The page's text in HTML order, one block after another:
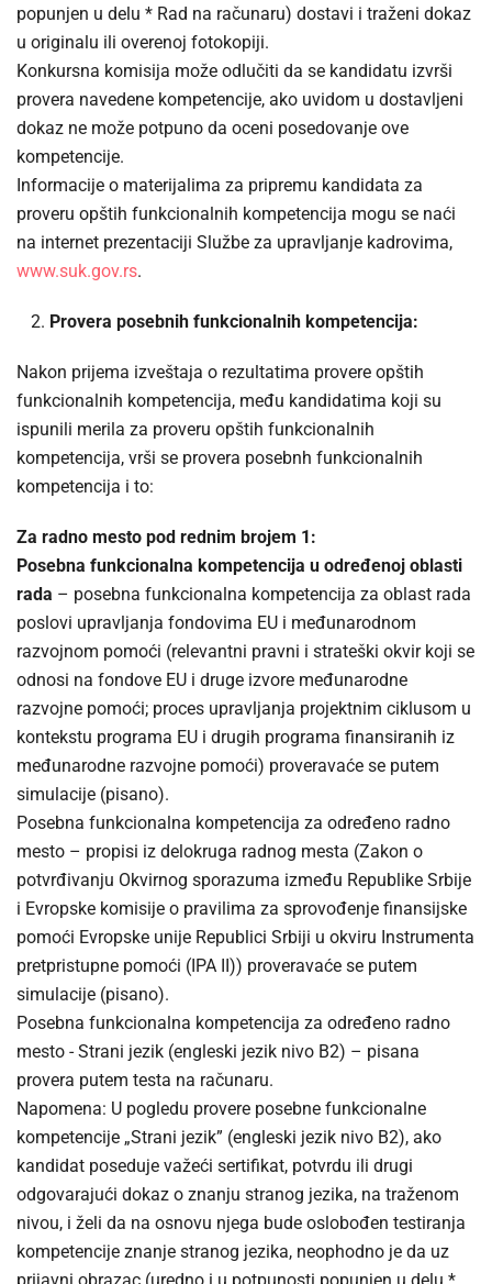
popunjen u delu * Rad na računaru) dostavi i traženi dokaz
u originalu ili overenoj fotokopiji.
Konkursna komisija može odlučiti da se kandidatu izvrši
provera navedene kompetencije, ako uvidom u dostavljeni
dokaz ne može potpuno da oceni posedovanje ove
kompetencije.
Informacije o materijalima za pripremu kandidata za
proveru opštih funkcionalnih kompetencija mogu se naći
na internet prezentaciji Službe za upravljanje kadrovima,
www.suk.gov.rs.
Provera posebnih funkcionalnih kompetencija:
Nakon prijema izveštaja o rezultatima provere opštih
funkcionalnih kompetencija, među kandidatima koji su
ispunili merila za proveru opštih funkcionalnih
kompetencija, vrši se provera posebnh funkcionalnih
kompetencija i to:
Za radno mesto pod rednim brojem 1:
Posebna funkcionalna kompetencija u određenoj oblasti
rada – posebna funkcionalna kompetencija za oblast rada
poslovi upravljanja fondovima EU i međunarodnom
razvojnom pomoći (relevantni pravni i strateški okvir koji se
odnosi na fondove EU i druge izvore međunarodne
razvojne pomoći; proces upravljanja projektnim ciklusom u
kontekstu programa EU i drugih programa finansiranih iz
međunarodne razvojne pomoći) proveravaće se putem
simulacije (pisano).
Posebna funkcionalna kompetencija za određeno radno
mesto – propisi iz delokruga radnog mesta (Zakon o
potvrđivanju Okvirnog sporazuma između Republike Srbije
i Evropske komisije o pravilima za sprovođenje finansijske
pomoći Evropske unije Republici Srbiji u okviru Instrumenta
pretpristupne pomoći (IPA II)) proveravaće se putem
simulacije (pisano).
Posebna funkcionalna kompetencija za određeno radno
mesto - Strani jezik (engleski jezik nivo B2) – pisana
provera putem testa na računaru.
Napomena: U pogledu provere posebne funkcionalne
kompetencije „Strani jezik” (engleski jezik nivo B2), ako
kandidat poseduje važeći sertifikat, potvrdu ili drugi
odgovarajući dokaz o znanju stranog jezika, na traženom
nivou, i želi da na osnovu njega bude oslobođen testiranja
kompetencije znanje stranog jezika, neophodno je da uz